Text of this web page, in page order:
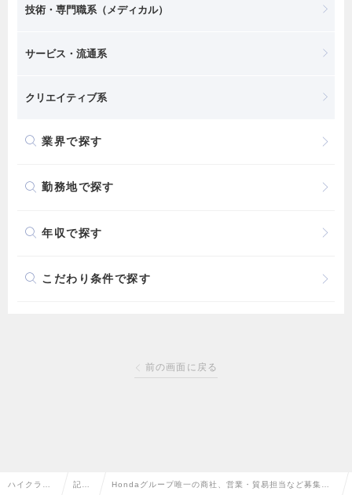
技術・専門職系（メディカル）
サービス・流通系
クリエイティブ系
業界で探す
勤務地で探す
年収で探す
こだわり条件で探す
前の画面に戻る
ハイクラス 記事 Hondaグループ唯一の商社、営業・貿易担当など募集